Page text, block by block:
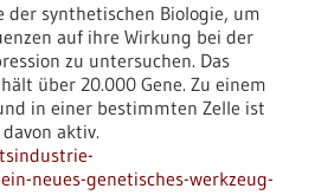
der synthetischen Biologie, um
auf ihre Wirkung bei der
zu untersuchen. Das
über 20.000 Gene. Zu einem
in einer bestimmten Zelle ist
aktiv.
neues-genetisches-werkzeug-